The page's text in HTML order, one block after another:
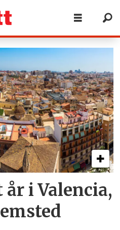
i Valencia,